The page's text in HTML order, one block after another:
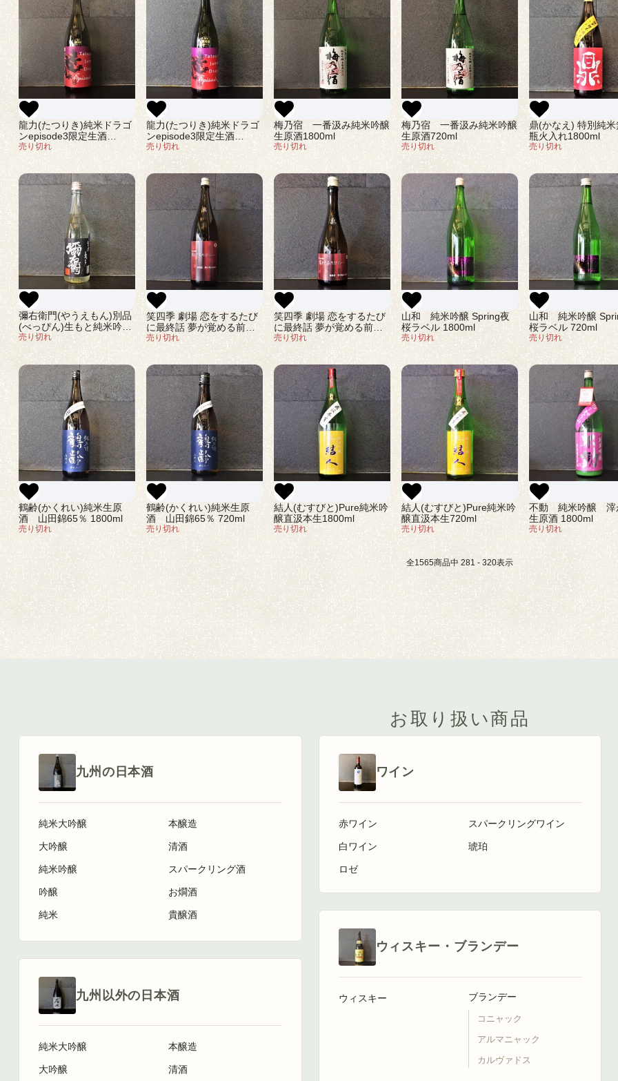
龍力(たつりき)純米ドラゴ
ンepisode3限定生酒
1800ml
売り切れ
龍力(たつりき)純米ドラゴ
ンepisode3限定生酒
720ml
売り切れ
梅乃宿 一番汲み純米吟醸
生原酒1800ml
売り切れ
梅乃宿 一番汲み純米吟醸
生原酒720ml
売り切れ
鼎(かなえ) 特別純
瓶火入れ1800ml
売り切れ
彌右衛門(やうえもん)別品
(べっぴん)生もと純米吟醸
生原酒720ml
売り切れ
笑四季 劇場 恋をするたび
に最終話 夢が覚める前に
1800ml
売り切れ
笑四季 劇場 恋をするたび
に最終話 夢が覚める前に
720ml
売り切れ
山和 純米吟醸 Spring夜
桜ラベル 1800ml
売り切れ
山和 純米吟醸
桜ラベル 720ml
売り切れ
鶴齢(かくれい)純米生原
酒 山田錦65％ 1800ml
売り切れ
鶴齢(かくれい)純米生原
酒 山田錦65％ 720ml
売り切れ
結人(むすびと)Pure純米吟
醸直汲本生1800ml
売り切れ
結人(むすびと)Pure純米吟
醸直汲本生720ml
売り切れ
不動 純米吟醸 滓
生原酒 1800ml
売り切れ
全1565商品中281 - 320表示
お取り扱い商品
九州の日本酒
純米大吟醸
大吟醸
純米吟醸
吟醸
純米
本醸造
清酒
スパークリング酒
お燗酒
貴醸酒
九州以外の日本酒
純米大吟醸
大吟醸
本醸造
清酒
ワイン
赤ワイン
白ワイン
ロゼ
スパークリングワイン
琥珀
ウィスキー・ブランデー
ウィスキー ブランデー
コニャック
アルマニャック
カルヴァドス